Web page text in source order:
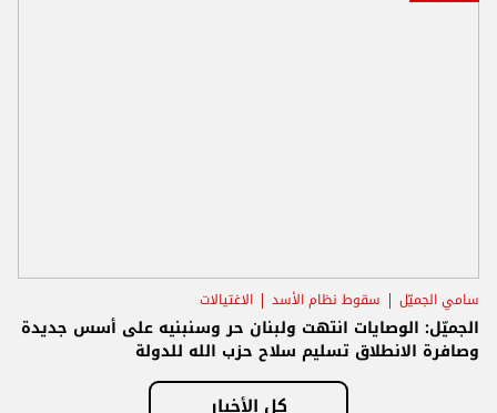
سامي الجميّل سقوط نظام الأسد الاغتيالات
الجميّل: الوصايات انتهت ولبنان حر وسنبنيه على أسس جديدة
وصافرة الانطلاق تسليم سلاح حزب الله للدولة
كل الأخبار